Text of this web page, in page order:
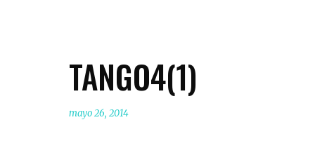
TANGO4(1)
mayo 26, 2014